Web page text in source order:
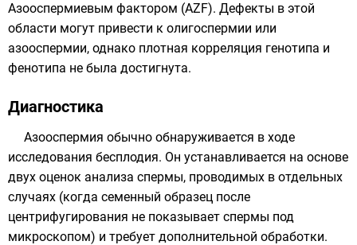
Азооспермиевым фактором (AZF). Дефекты в этой
области могут привести к олигоспермии или
азооспермии, однако плотная корреляция генотипа и
фенотипа не была достигнута.
Диагностика
Азооспермия обычно обнаруживается в ходе
исследования бесплодия. Он устанавливается на основе
двух оценок анализа спермы, проводимых в отдельных
случаях (когда семенный образец после
центрифугирования не показывает спермы под
микроскопом) и требует дополнительной обработки.